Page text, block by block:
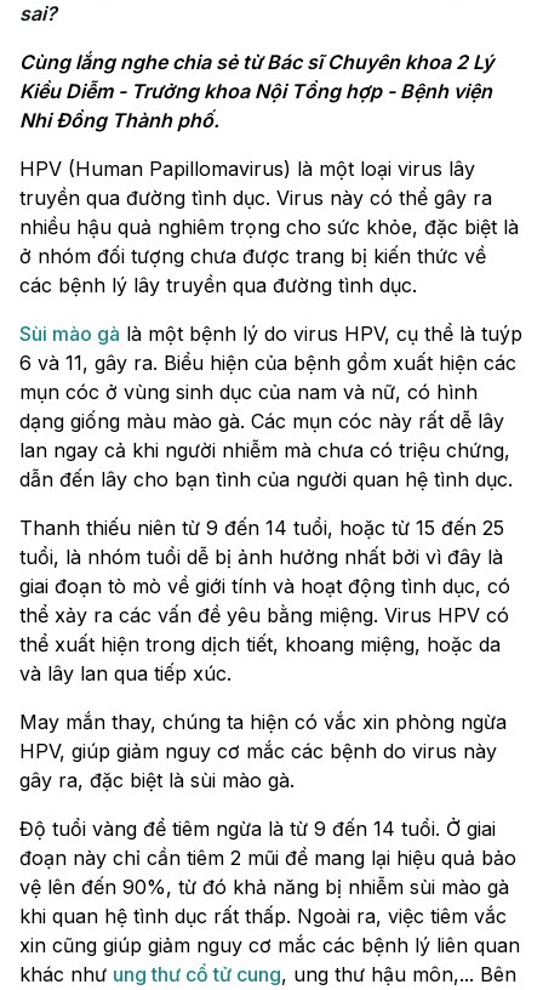
sai?
Cùng lắng nghe chia sẻ từ Bác sĩ Chuyên khoa 2 Lý
Kiều Diễm - Trưởng khoa Nội Tổng hợp - Bệnh viện
Nhi Đồng Thành phố.
HPV (Human Papillomavirus) là một loại virus lây
truyền qua đường tình dục. Virus này có thể gây ra
nhiều hậu quả nghiêm trọng cho sức khỏe, đặc biệt là
ở nhóm đối tượng chưa được trang bị kiến thức về
các bệnh lý lây truyền qua đường tình dục.
Sùi mào gà là một bệnh lý do virus HPV, cụ thể là tuýp
6 và 11, gây ra. Biểu hiện của bệnh gồm xuất hiện các
mụn cóc ở vùng sinh dục của nam và nữ, có hình
dạng giống màu mào gà. Các mụn cóc này rất dễ lây
lan ngay cả khi người nhiễm mà chưa có triệu chứng,
dẫn đến lây cho bạn tình của người quan hệ tình dục.
Thanh thiếu niên từ 9 đến 14 tuổi, hoặc từ 15 đến 25
tuổi, là nhóm tuổi dễ bị ảnh hưởng nhất bởi vì đây là
giai đoạn tò mò về giới tính và hoạt động tình dục, có
thể xảy ra các vấn đề yêu bằng miệng. Virus HPV có
thể xuất hiện trong dịch tiết, khoang miệng, hoặc da
và lây lan qua tiếp xúc.
May mắn thay, chúng ta hiện có vắc xin phòng ngừa
HPV, giúp giảm nguy cơ mắc các bệnh do virus này
gây ra, đặc biệt là sùi mào gà.
Độ tuổi vàng để tiêm ngừa là từ 9 đến 14 tuổi. Ở giai
đoạn này chỉ cần tiêm 2 mũi để mang lại hiệu quả bảo
vệ lên đến 90%, từ đó khả năng bị nhiễm sùi mào gà
khi quan hệ tình dục rất thấp. Ngoài ra, việc tiêm vắc
xin cũng giúp giảm nguy cơ mắc các bệnh lý liên quan
khác như ung thư cổ tử cung, ung thư hậu môn,... Bên